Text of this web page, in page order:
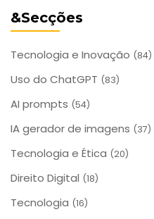
&Secções
Tecnologia e Inovação (84)
Uso do ChatGPT (83)
AI prompts (54)
IA gerador de imagens (37)
Tecnologia e Ética (20)
Direito Digital (18)
Tecnologia (16)